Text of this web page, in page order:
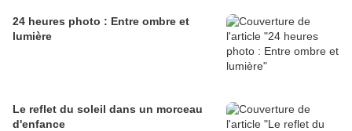
24 heures photo : Entre ombre et
lumière
Le reflet du soleil dans un morceau
d'enfance